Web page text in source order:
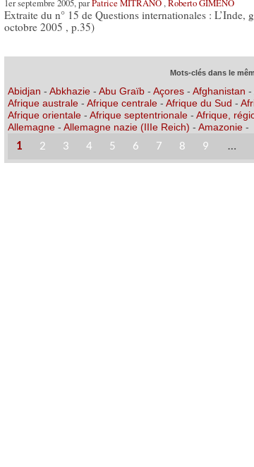
1er septembre 2005, parPatrice MITRANO,Roberto GIMENO
Extraite du n° 15 de Questions internationales : L’Inde,
octobre 2005 , p.35)
Mots-clés dans le
Abidjan - Abkhazie- Abu Graïb- Açores- Afghanistan -
Afrique australe- Afrique centrale - Afrique du Sud -
Afrique orientale - Afrique septentrionale - Afrique,
Allemagne - Allemagne nazie (IIIe Reich) - Amazonie-
1 2 3 4 5 6 7 8 9 …